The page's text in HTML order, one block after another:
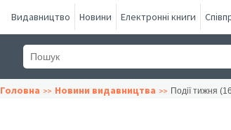
Видавництво Новини Електронні книги
Головна Новини видавництва Події тижня